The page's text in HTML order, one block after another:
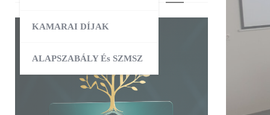
KAMARAI DÍJAK
ALAPSZABÁLY És SZMSZ